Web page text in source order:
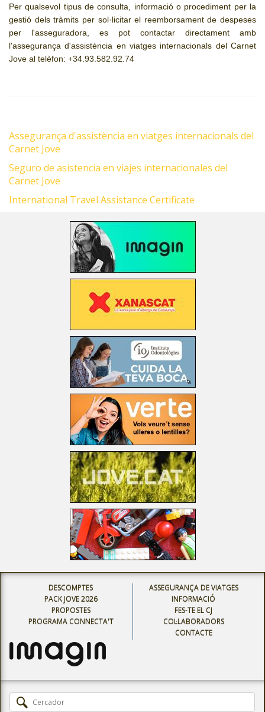
Per qualsevol tipus de consulta, informació o procediment per la
gestió dels tràmits per sol·licitar el reemborsament de despeses
per l'asseguradora, es pot contactar directament amb
l'assegurança d'assistència en viatges internacionals del Carnet
Jove al telèfon: +34.93.582.92.74
Assegurança d'assistència en viatges internacionals del
Carnet Jove
Seguro de asistencia en viajes internacionales del
Carnet Jove
International Travel Assistance Certificate
DESCOMPTES
PACK JOVE 2026
PROPOSTES
PROGRAMA CONNECTA'T
ASSEGURANÇA DE VIATGES
INFORMACIÓ
FES-TE EL CJ
COL·LABORADORS
CONTACTE